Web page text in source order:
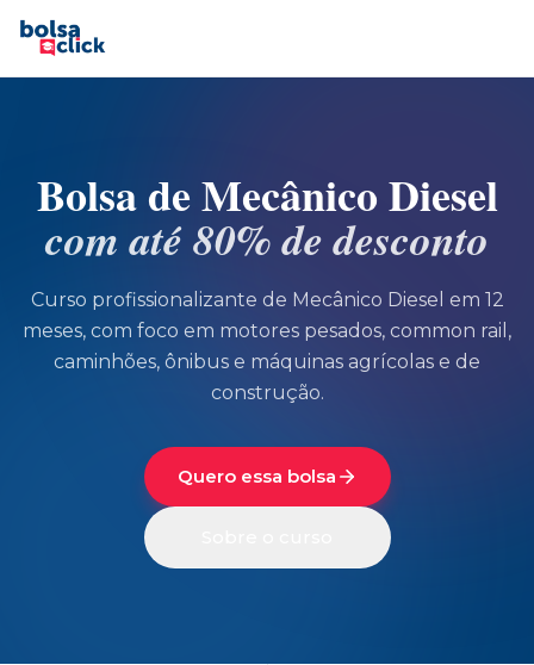
Bolsa deMecânico Diesel
com até 80% de desconto
Curso profissionalizante de Mecânico Diesel em 12
meses, com foco em motores pesados, common rail,
caminhões, ônibus e máquinas agrícolas e de
construção.
Quero essa bolsa